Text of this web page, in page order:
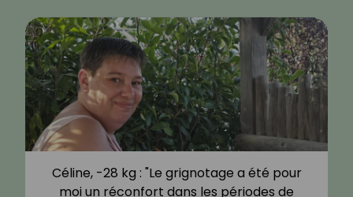
Céline, -28 kg : "Le grignotage a été pour
moi un réconfort dans les périodes de